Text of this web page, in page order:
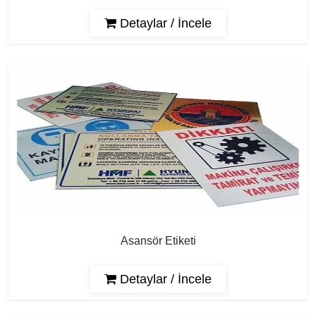
Detaylar / İncele
Asansör Etiketi
Detaylar / İncele